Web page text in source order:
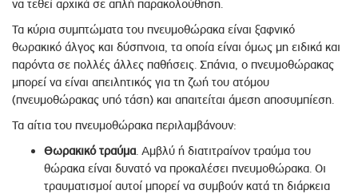
να τεθεί αρχικά σε απλή παρακολούθηση.
Τα κύρια συμπτώματα του πνευμοθώρακα είναι ξαφνικό
θωρακικό άλγος και δύσπνοια, τα οποία είναι όμως μη ειδικά και
παρόντα σε πολλές άλλες παθήσεις. Σπάνια, ο πνευμοθώρακας
μπορεί να είναι απειλητικός για τη ζωή του ατόμου
(πνευμοθώρακας υπό τάση) και απαιτείται άμεση αποσυμπίεση.
Τα αίτια του πνευμοθώρακα περιλαμβάνουν:
Θωρακικό τραύμα. Αμβλύ ή διατιτραίνον τραύμα του
θώρακα είναι δυνατό να προκαλέσει πνευμοθώρακα. Οι
τραυματισμοί αυτοί μπορεί να συμβούν κατά τη διάρκεια